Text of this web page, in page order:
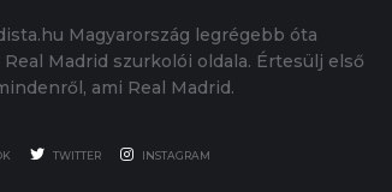
Magyarország legrégebb óta
Real Madrid szurkolói oldala. Értesülj első
ami Real Madrid.
TWITTER INSTAGRAM